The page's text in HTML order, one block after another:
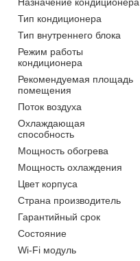
Назначение кондиционера
Тип кондиционера
Тип внутреннего блока
Режим работы
кондиционера
Рекомендуемая площадь
помещения
Поток воздуха
Охлаждающая
способность
Мощность обогрева
Мощность охлаждения
Цвет корпуса
Страна производитель
Гарантийный срок
Состояние
Wi-Fi модуль